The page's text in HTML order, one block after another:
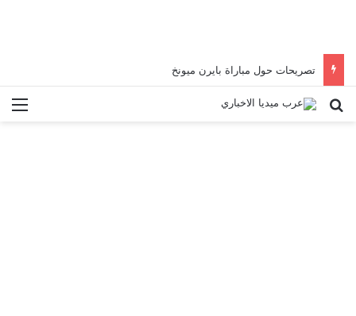
تصريحات حول مباراة بايرن ميونخ
بحث عن